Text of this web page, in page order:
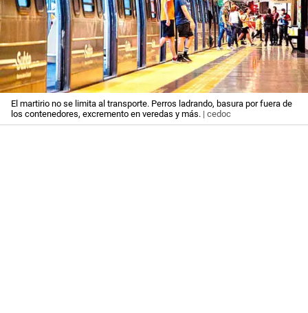
El martirio no se limita al transporte. Perros ladrando, basura por fuera de
los contenedores, excremento en veredas y más. | cedoc